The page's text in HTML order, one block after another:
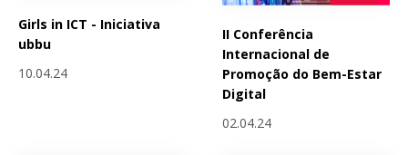
Girls in ICT - Iniciativa
ubbu
10.04.24
II Conferência
Internacional de
Promoção do Bem-Estar
Digital
02.04.24